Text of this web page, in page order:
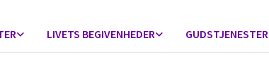
LIVETS BEGIVENHEDER GUDSTJENESTER